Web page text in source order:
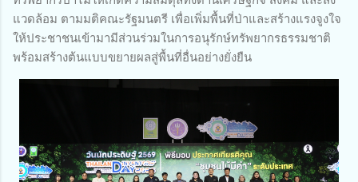
แวดล้อม ตามมติคณะรัฐมนตรี เพื่อเพิ่มพื้นที่ป่าและสร้างแรงจูงใจ
ให้ประชาชนเข้ามามีส่วนร่วมในการอนุรักษ์ทรัพยากรธรรมชาติ
พร้อมสร้างต้นแบบขยายผลสู่พื้นที่อื่นอย่างยั่งยืน